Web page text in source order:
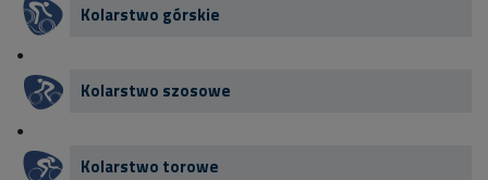
Kolarstwo górskie
Kolarstwo szosowe
Kolarstwo torowe